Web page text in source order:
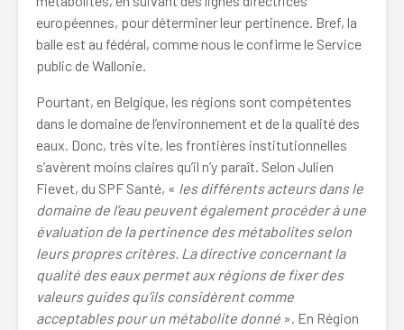
européennes, pour déterminer leur pertinence. Bref, la
balle est au fédéral, comme nous le confirme le Service
public de Wallonie.
Pourtant, en Belgique, les régions sont compétentes
dans le domaine de l’environnement et de la qualité des
eaux. Donc, très vite, les frontières institutionnelles
s’avèrent moins claires qu’il n’y paraît. Selon Julien
Fievet, du SPF Santé, « les différents acteurs dans le
domaine de l’eau peuvent également procéder à une
évaluation de la pertinence des métabolites selon
leurs propres critères. La directive concernant la
qualité des eaux permet aux régions de fixer des
valeurs guides qu’ils considèrent comme
acceptables pour un métabolite donné ». En Région